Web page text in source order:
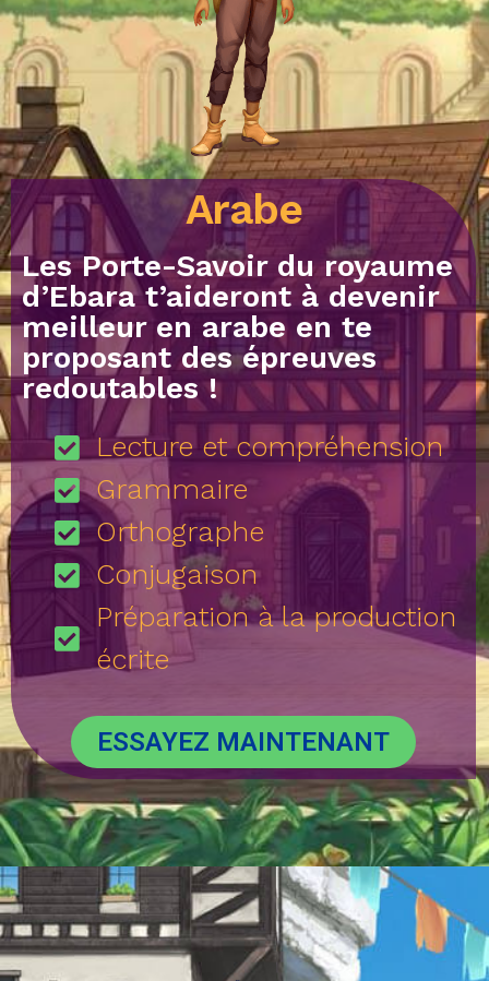
Arabe
Les Porte-Savoir du royaume
d’Ebara t’aideront à devenir
meilleur en arabe en te
proposant des épreuves
redoutables !
Lecture et compréhension
Grammaire
Orthographe
Conjugaison
Préparation à la production
écrite
ESSAYEZ MAINTENANT